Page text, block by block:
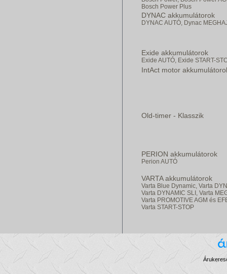
Bosch Power Plus
DYNAC akkumulátorok
DYNAC AUTÓ, Dynac
Exide akkumulátorok
Exide AUTÓ, Exide START-
IntAct motor
Old-timer - Klasszik
PERION akkumulátorok
Perion AUTÓ
VARTA akkumulátorok
Varta Blue Dynamic, Varta
Varta DYNAMIC SLI, Varta
Varta PROMOTIVE AGM és
Varta START-STOP